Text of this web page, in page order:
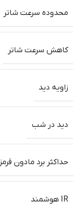
محدوده سرعت شاتر
کاهش سرعت شاتر
زاویه دید
دید در شب
حداکثر برد مادون قرمز
IR هوشمند